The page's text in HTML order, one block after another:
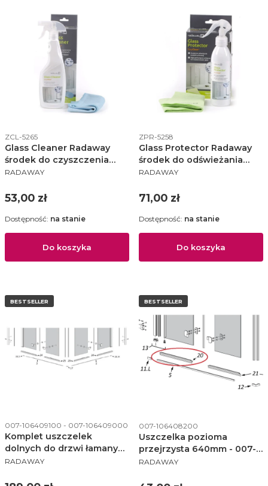
Kod produktu
ZCL-5265
Glass Cleaner Radaway
środek do czyszczenia
kabin prysznicowych
5265
PRODUCENT
RADAWAY
Cena
53,00 zł
Do koszyka
Dostępność: na stanie
Kod produktu
ZPR-5258
Glass Protector Radaway
środek do odświeżania
powłoki ochronnej 250 ml
PRODUCENT
RADAWAY
Cena
71,00 zł
Do koszyka
Dostępność: na stanie
BESTSELLER
Kod produktu
007-106409100 - 007-106409000
Komplet uszczelek
dolnych do drzwi łamanych
kabiny Nes KDD-B Radaway
PRODUCENT
RADAWAY
BESTSELLER
Kod produktu
007-106408200
Uszczelka pozioma
przejrzysta 640mm - 007-
106408200
PRODUCENT
RADAWAY